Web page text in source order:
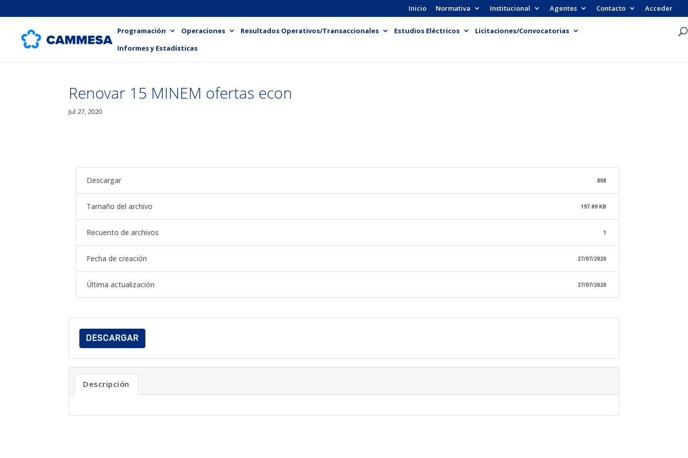
Inicio Normativa Institucional Agentes Contacto Acceder
Programación Operaciones Resultados Operativos/Transaccionales Estudios Eléctricos
Licitaciones/Convocatorias
Informes y Estadísticas
Renovar 15 MINEM ofertas econ
Jul 27, 2020
Descargar 808
Tamaño del archivo 197.89 KB
Recuento de archivos 1
Fecha de creación 27/07/2020
Última actualización 27/07/2020
DESCARGAR
Descripción